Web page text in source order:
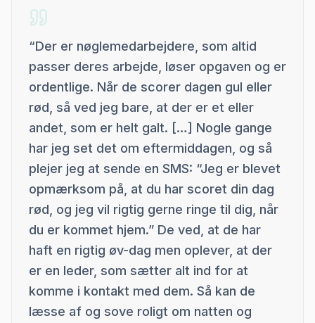
“Der er nøglemedarbejdere, som altid
passer deres arbejde, løser opgaven og er
ordentlige. Når de scorer dagen gul eller
rød, så ved jeg bare, at der er et eller
andet, som er helt galt. […] Nogle gange
har jeg set det om eftermiddagen, og så
plejer jeg at sende en SMS: “Jeg er blevet
opmærksom på, at du har scoret din dag
rød, og jeg vil rigtig gerne ringe til dig, når
du er kommet hjem.” De ved, at de har
haft en rigtig øv-dag men oplever, at der
er en leder, som sætter alt ind for at
komme i kontakt med dem. Så kan de
læsse af og sove roligt om natten og